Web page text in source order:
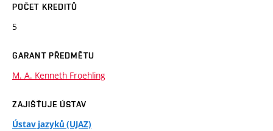
POČET KREDITŮ
5
GARANT PŘEDMĚTU
M. A. Kenneth Froehling
ZAJIŠŤUJE ÚSTAV
Ústav jazyků (UJAZ)